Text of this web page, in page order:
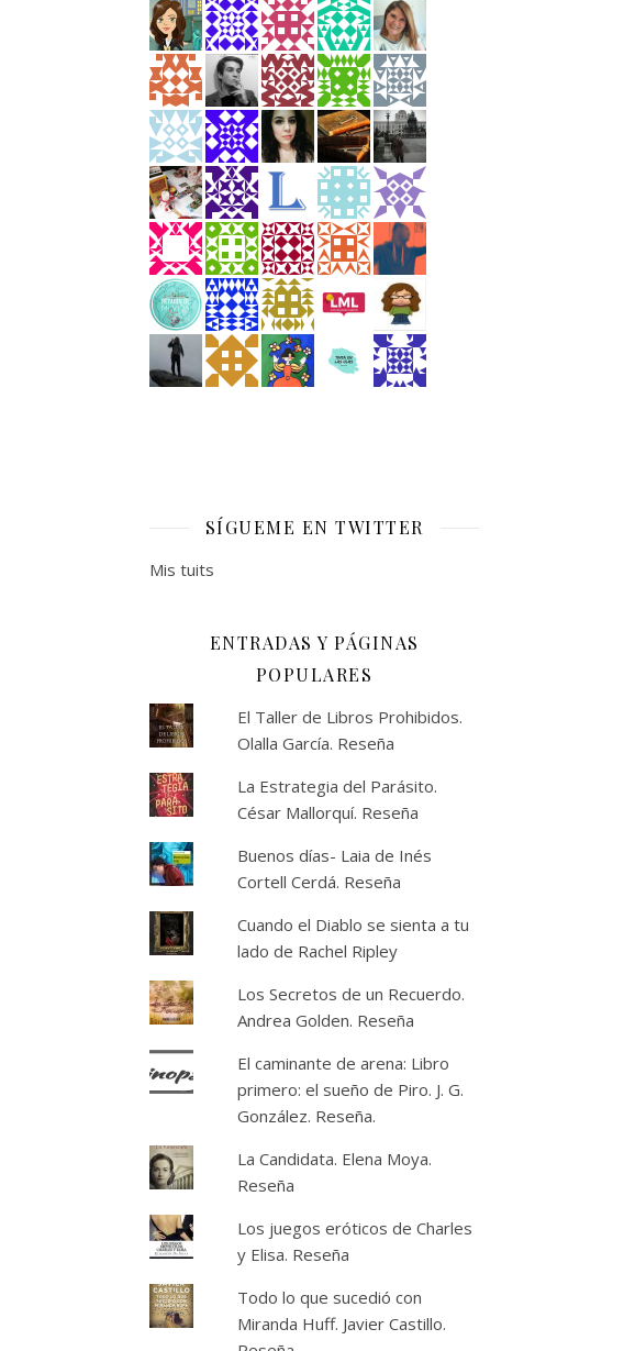
SÍGUEME EN TWITTER
Mis tuits
ENTRADAS Y PÁGINAS
POPULARES
El Taller de Libros Prohibidos.
Olalla García. Reseña
La Estrategia del Parásito.
César Mallorquí. Reseña
Buenos días- Laia de Inés
Cortell Cerdá. Reseña
Cuando el Diablo se sienta a tu
lado de Rachel Ripley
Los Secretos de un Recuerdo.
Andrea Golden. Reseña
El caminante de arena: Libro
primero: el sueño de Piro. J. G.
González. Reseña.
La Candidata. Elena Moya.
Reseña
Los juegos eróticos de Charles
y Elisa. Reseña
Todo lo que sucedió con
Miranda Huff. Javier Castillo.